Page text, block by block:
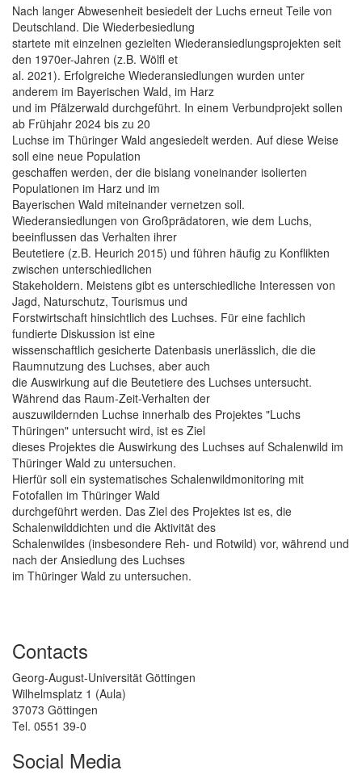
Nach langer Abwesenheit besiedelt der Luchs erneut Teile von
Deutschland. Die Wiederbesiedlung
startete mit einzelnen gezielten Wiederansiedlungsprojekten seit
den 1970er-Jahren (z.B. Wölfl et
al. 2021). Erfolgreiche Wiederansiedlungen wurden unter
anderem im Bayerischen Wald, im Harz
und im Pfälzerwald durchgeführt. In einem Verbundprojekt sollen
ab Frühjahr 2024 bis zu 20
Luchse im Thüringer Wald angesiedelt werden. Auf diese Weise
soll eine neue Population
geschaffen werden, der die bislang voneinander isolierten
Populationen im Harz und im
Bayerischen Wald miteinander vernetzen soll.
Wiederansiedlungen von Großprädatoren, wie dem Luchs,
beeinflussen das Verhalten ihrer
Beutetiere (z.B. Heurich 2015) und führen häufig zu Konflikten
zwischen unterschiedlichen
Stakeholdern. Meistens gibt es unterschiedliche Interessen von
Jagd, Naturschutz, Tourismus und
Forstwirtschaft hinsichtlich des Luchses. Für eine fachlich
fundierte Diskussion ist eine
wissenschaftlich gesicherte Datenbasis unerlässlich, die die
Raumnutzung des Luchses, aber auch
die Auswirkung auf die Beutetiere des Luchses untersucht.
Während das Raum-Zeit-Verhalten der
auszuwildernden Luchse innerhalb des Projektes "Luchs
Thüringen" untersucht wird, ist es Ziel
dieses Projektes die Auswirkung des Luchses auf Schalenwild im
Thüringer Wald zu untersuchen.
Hierfür soll ein systematisches Schalenwildmonitoring mit
Fotofallen im Thüringer Wald
durchgeführt werden. Das Ziel des Projektes ist es, die
Schalenwilddichten und die Aktivität des
Schalenwildes (insbesondere Reh- und Rotwild) vor, während und
nach der Ansiedlung des Luchses
im Thüringer Wald zu untersuchen.
Contacts
Georg-August-Universität Göttingen
Wilhelmsplatz 1 (Aula)
37073 Göttingen
Tel. 0551 39-0
Social Media